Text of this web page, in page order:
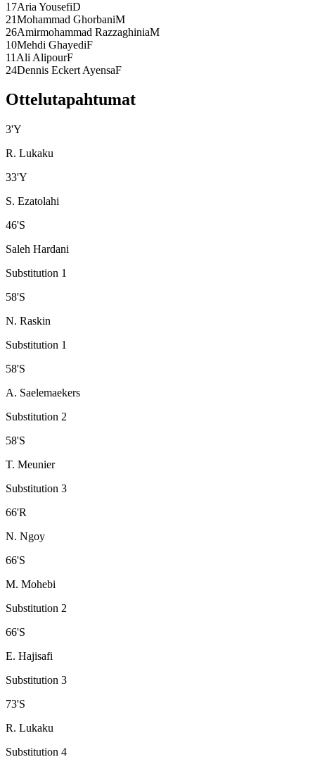
17Aria YousefiD
21Mohammad GhorbaniM
26Amirmohammad RazzaghiniaM
10Mehdi GhayediF
11 Ali AlipourF
24Dennis Eckert AyensaF
Ottelutapahtumat
3'Y
R. Lukaku
33'Y
S. Ezatolahi
46'S
Saleh Hardani
Substitution 1
58'S
N. Raskin
Substitution 1
58'S
A. Saelemaekers
Substitution 2
58'S
T. Meunier
Substitution 3
66'R
N. Ngoy
66'S
M. Mohebi
Substitution 2
66'S
E. Hajisafi
Substitution 3
73'S
R. Lukaku
Substitution 4